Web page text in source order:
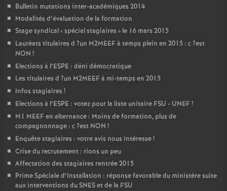
Bulletin mutations inter-académiques 2014
Modalités d’évaluation de la formation
Stage syndical «spécial stagiaires » le 16 mars 2015
Lauréats titulaires d ?un M2MEEFà temps plein en 2015 : c?est
NON !
Elections à l’ESPE : déni démocratique
Les titulaires d ?un M2MEEFà mi-temps en 2015
Infos stagiaires !
Elections à l’ESPE : votez pour la liste unitaire FSU - UNEF!
M1 MEEFen alternance : Moins de formation, plus de
compagnonnage : c?est NON !
Enquête stagiaires : votre avis nous intéresse!
Crise du recrutement : rions un peu
Affectation des stagiaires rentrée 2015
Prime Spéciale d’Installation : réponse favorable du ministère suite
aux interventions duSNESet de la FSU